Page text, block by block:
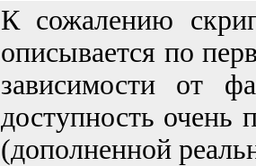
К сожалению
описывается по
зависимости от
доступность очень
(дополненной